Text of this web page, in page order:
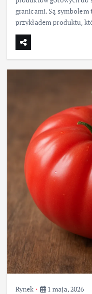
granicami. Są
przykładem produktu,
Rynek 1 maja, 2026